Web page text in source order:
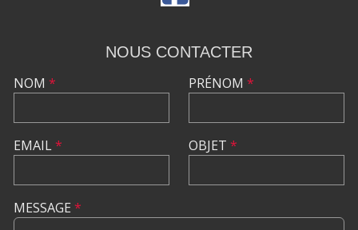
NOUS CONTACTER
NOM *
EMAIL*
PRÉNOM *
OBJET *
MESSAGE *